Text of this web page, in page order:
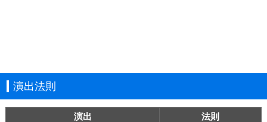
演出法則
演出
法則